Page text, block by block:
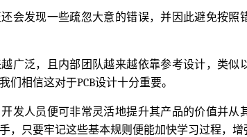
会发现一些疏忽大意的错误，并因此避免按照
广泛，且内部团队越来越依靠参考设计，类似
们相信这对于PCB设计十分重要。
发人员便可非常灵活地提升其产品的价值并从
，只要牢记这些基本规则便能加快学习过程，增